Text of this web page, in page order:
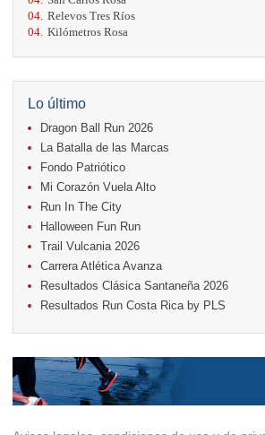
04. Relevos Tres Ríos
04. Kilómetros Rosa
18. Casa Turire Trail Run
18.
Warriors Run Circuit
18. Samsung Jacó Beach Half Marathon 2026
25. KRun by Under Armour
25. Run Alajuela
31.
Halloween Fun Run
Noviembre
08. Lindora Run
15. Entre Pan y Rosas
Diciembre
06. Trail Vulcania 2026
12. Media Maratón Puntarenas 2026
Lo último
Dragon Ball Run 2026
La Batalla de las Marcas
Fondo Patriótico
Mi Corazón Vuela Alto
Run In The City
Halloween Fun Run
Trail Vulcania 2026
Carrera Atlética Avanza
Resultados Clásica Santaneña 2026
Resultados Run Costa Rica by PLS